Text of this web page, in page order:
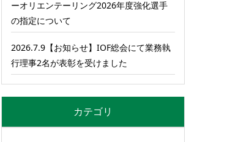
ーオリエンテーリング2026年度強化選手
の指定について
2026.7.9【お知らせ】IOF総会にて業務執
行理事2名が表彰を受けました
カテゴリ